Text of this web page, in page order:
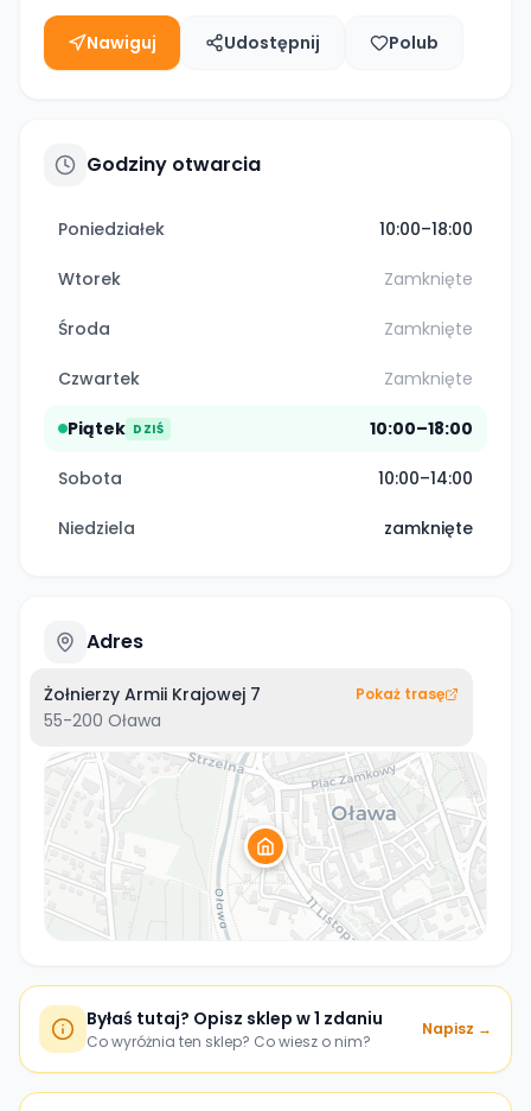
Nawiguj Udostępnij Polub
Godziny otwarcia
Poniedziałek 10:00–18:00
Wtorek Zamknięte
Środa Zamknięte
Czwartek Zamknięte
Piątek DZIŚ 10:00–18:00
Sobota 10:00–14:00
Niedziela zamknięte
Adres
Żołnierzy Armii Krajowej 7
55-200 Oława
Pokaż trasę
Byłaś tutaj? Opisz sklep w 1 zdaniu
Co wyróżnia ten sklep? Co wiesz o nim?
Napisz →